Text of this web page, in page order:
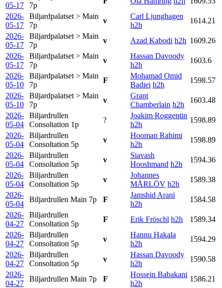
05-17
7p
2026-
05-17
Biljardpalatset > Main
7p
v
Carl Ljunghagen
h2h
1614.21
2026-
05-17
Biljardpalatset > Main
7p
v Azad Kabodi h2h 1609.26
2026-
05-17
Biljardpalatset > Main
7p
v
Hassan Davoody
h2h
1603.6
2026-
05-10
Biljardpalatset > Main
7p
F
Mohamad Omid
Badiei h2h
1598.57
2026-
05-10
Biljardpalatset > Main
7p
v
Grant
Chamberlain h2h
1603.48
2026-
05-04
Biljardrullen
Consoltation 1p
?
Joakim Roggentin
h2h
1598.89
2026-
05-04
Biljardrullen
Consoltation 5p
v
Hooman Rahimi
h2h
1598.89
2026-
05-04
Biljardrullen
Consoltation 5p
v
Siavash
Hooshmand h2h
1594.36
2026-
05-04
Biljardrullen
Consoltation 5p
v
Johannes
MÅRLÖV h2h
1589.38
2026-
05-04
Biljardrullen Main 7p F
Jamshid Arani
h2h
1584.58
2026-
04-27
Biljardrullen
Consoltation 5p
F Erik Fröschl h2h
1589.34
2026-
04-27
Biljardrullen
Consoltation 5p
v
Hannu Hakala
h2h
1594.29
2026-
04-27
Biljardrullen
Consoltation 5p
v
Hassan Davoody
h2h
1590.58
2026-
04-27
Biljardrullen Main 7p F
Hossein Babakani
h2h
1586.21